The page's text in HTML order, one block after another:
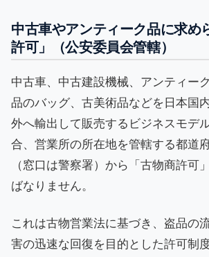
中古車やアンティーク品に求め
許可」（公安委員会管轄）
中古車、中古建設機械、アンティー
品のバッグ、古美術品などを日本国
外へ輸出して販売するビジネスモデ
合、営業所の所在地を管轄する都道
（窓口は警察署）から「古物商許可
ばなりません。
これは古物営業法に基づき、盗品の
害の迅速な回復を目的とした許可制